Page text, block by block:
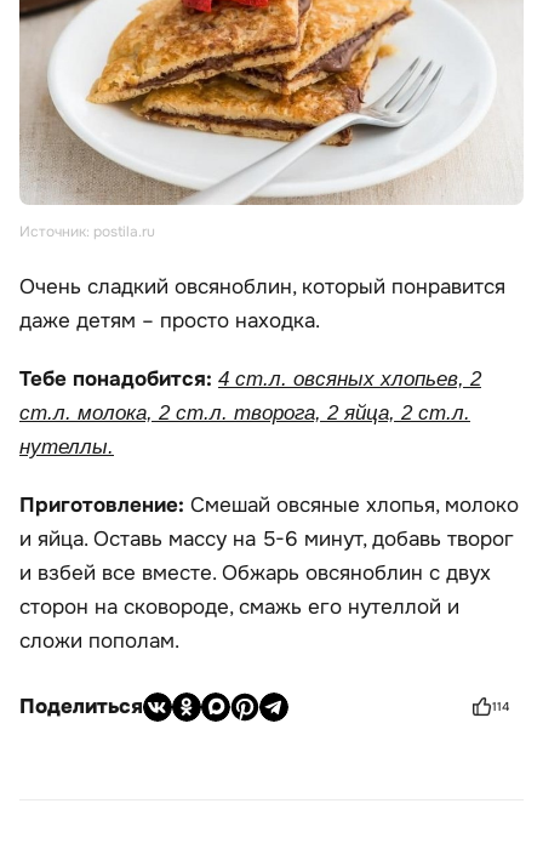
Источник: postila.ru
Очень сладкий овсяноблин, который понравится
даже детям – просто находка.
Тебе понадобится: 4 ст.л. овсяных хлопьев, 2
ст.л. молока, 2 ст.л. творога, 2 яйца, 2 ст.л.
нутеллы.
Приготовление: Смешай овсяные хлопья, молоко
и яйца. Оставь массу на 5-6 минут, добавь творог
и взбей все вместе. Обжарь овсяноблин с двух
сторон на сковороде, смажь его нутеллой и
сложи пополам.
Поделиться 114